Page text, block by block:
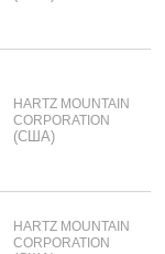
HARTZ MOUNTAIN
CORPORATION
(США)
HARTZ MOUNTAIN
CORPORATION